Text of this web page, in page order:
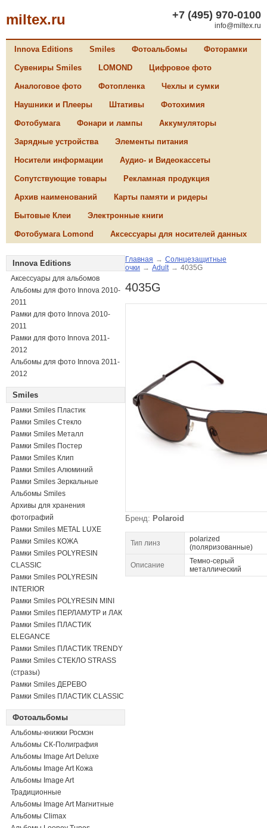
miltex.ru +7 (495) 970-0100
info@miltex.ru
Innova Editions Smiles Фотоальбомы Фоторамки
Сувениры Smiles LOMOND Цифровое фото
Аналоговое фото Фотопленка Чехлы и сумки
Наушники и Плееры Штативы Фотохимия
Фотобумага Фонари и лампы Аккумуляторы
Зарядные устройства Элементы питания
Носители информации Аудио- и Видеокассеты
Сопутствующие товары Рекламная продукция
Архив наименований Карты памяти и ридеры
Бытовые Клеи Электронные книги
Фотобумага Lomond Аксессуары для носителей данных
Innova Editions
Аксессуары для альбомов
Альбомы для фото Innova 2010-
2011
Рамки для фото Innova 2010-
2011
Рамки для фото Innova 2011-
2012
Альбомы для фото Innova 2011-
2012
Smiles
Рамки Smiles Пластик
Рамки Smiles Стекло
Рамки Smiles Металл
Рамки Smiles Постер
Рамки Smiles Клип
Рамки Smiles Алюминий
Рамки Smiles Зеркальные
Альбомы Smiles
Архивы для хранения
фотографий
Рамки Smiles METAL LUXE
Рамки Smiles КОЖА
Рамки Smiles POLYRESIN
CLASSIC
Рамки Smiles POLYRESIN
INTERIOR
Рамки Smiles POLYRESIN MINI
Рамки Smiles ПЕРЛАМУТР и ЛАК
Рамки Smiles ПЛАСТИК
ELEGANCE
Рамки Smiles ПЛАСТИК TRENDY
Рамки Smiles СТЕКЛО STRASS
(стразы)
Рамки Smiles ДЕРЕВО
Рамки Smiles ПЛАСТИК CLASSIC
Фотоальбомы
Альбомы-книжки Росмэн
Альбомы СК-Полиграфия
Альбомы Image Art Deluxe
Альбомы Image Art Кожа
Альбомы Image Art
Традиционные
Альбомы Image Art Магнитные
Альбомы Climax
Главная → Солнцезащитные
очки → Adult → 4035G
4035G
Бренд: Polaroid
Тип линз
polarized
(поляризованные)
Описание
Темно-серый
металлический